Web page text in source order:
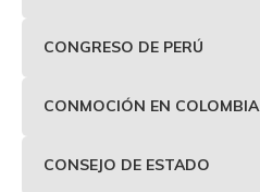
CONGRESO DE PERÚ
CONMOCIÓN EN COLOMBIA
CONSEJO DE ESTADO